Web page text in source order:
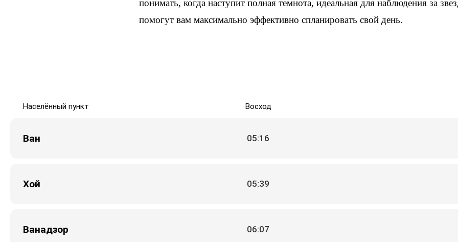
понимать, когда наступит полная темнота, идеальная для наблюдения за
помогут вам максимально эффективно спланировать свой день.
Населённый пункт Восход
Ван 05:16
Хой 05:39
Ванадзор 06:07